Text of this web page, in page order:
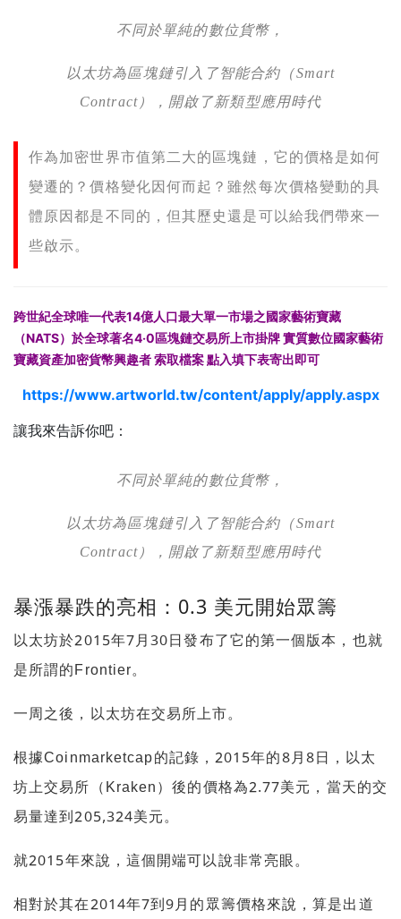
不同於單純的數位貨幣，
以太坊為區塊鏈引入了智能合約（Smart
Contract），開啟了新類型應用時代
作為加密世界市值第二大的區塊鏈，它的價格是如何
變遷的？價格變化因何而起？雖然每次價格變動的具
體原因都是不同的，但其歷史還是可以給我們帶來一
些啟示。
跨世紀全球唯一代表14億人口最大單一市場之國家藝術寶藏
（NATS）於全球著名4‧0區塊鏈交易所上市掛牌 實質數位國家藝術
寶藏資產加密貨幣興趣者 索取檔案 點入填下表寄出即可
https://www.artworld.tw/content/apply/apply.aspx
讓我來告訴你吧：
不同於單純的數位貨幣，
以太坊為區塊鏈引入了智能合約（Smart
Contract），開啟了新類型應用時代
暴漲暴跌的亮相：0.3 美元開始眾籌
以太坊於2015年7月30日發布了它的第一個版本，也就
是所謂的Frontier。
一周之後，以太坊在交易所上市。
根據Coinmarketcap的記錄，2015年的8月8日，以太
坊上交易所（Kraken）後的價格為2.77美元，當天的交
易量達到205,324美元。
就2015年來說，這個開端可以說非常亮眼。
相對於其在2014年7到9月的眾籌價格來說，算是出道